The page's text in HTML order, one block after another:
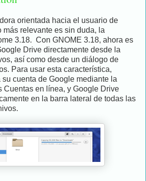
orientada hacia el usuario de
más relevante es sin duda, la
3.18. Con GNOME 3.18, ahora es
Drive directamente desde la
así como desde un diálogo de
Para usar esta característica,
cuenta de Google mediante la
Cuentas en línea, y Google Drive
en la barra lateral de todas las